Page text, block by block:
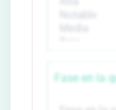
Fase en la